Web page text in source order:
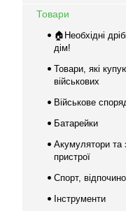
Товари
🏠Необхідні
дім!
Товари, які
військових
Військове
Батарейки
Акумулятори та
пристрої
Спорт,
Інструменти